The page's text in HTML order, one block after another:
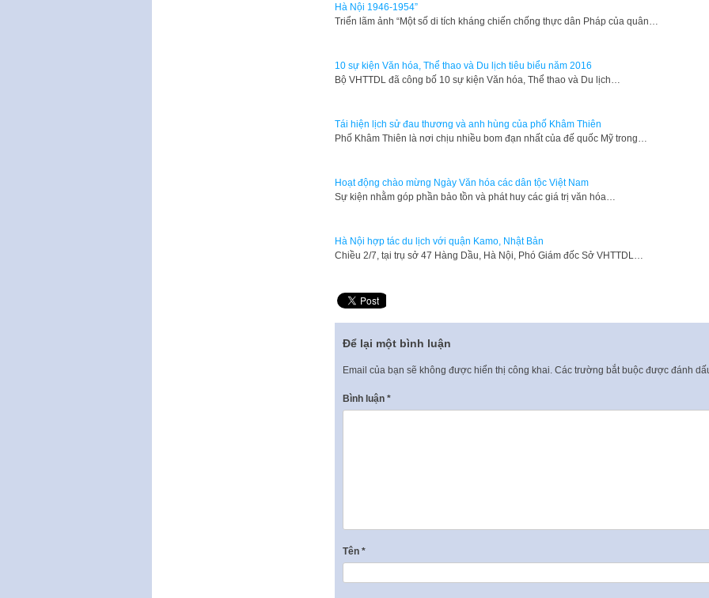
Hà Nội 1946-1954”
Triển lãm ảnh “Một số di tích kháng chiến chống thực dân Pháp của quân…
10 sự kiện Văn hóa, Thể thao và Du lịch tiêu biểu năm 2016
Bộ VHTTDL đã công bố 10 sự kiện Văn hóa, Thể thao và Du lịch…
Tái hiện lịch sử đau thương và anh hùng của phố Khâm Thiên
​Phố Khâm Thiên là nơi chịu nhiều bom đạn nhất của đế quốc Mỹ trong…
Hoạt động chào mừng Ngày Văn hóa các dân tộc Việt Nam
Sự kiện nhằm góp phần bảo tồn và phát huy các giá trị văn hóa…
Hà Nội hợp tác du lịch với quận Kamo, Nhật Bản
​Chiều 2/7, tại trụ sở 47 Hàng Dầu, Hà Nội, Phó Giám đốc Sở VHTTDL…
Để lại một bình luận
Email của bạn sẽ không được hiển thị công khai. Các trường bắt buộc được đánh
Bình luận *
Tên *